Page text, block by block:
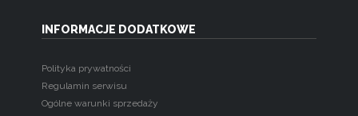
INFORMACJE DODATKOWE
Polityka prywatności
Regulamin serwisu
Ogólne warunki sprzedaży